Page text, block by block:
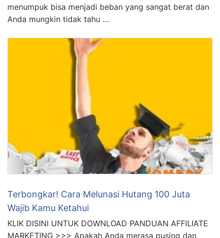
menumpuk bisa menjadi beban yang sangat berat dan
Anda mungkin tidak tahu …
Terbongkar! Cara Melunasi Hutang 100 Juta
Wajib Kamu Ketahui
KLIK DISINI UNTUK DOWNLOAD PANDUAN AFFILIATE
MARKETING >>> Apakah Anda merasa pusing dan